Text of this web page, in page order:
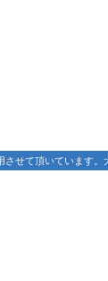
させて頂いています。